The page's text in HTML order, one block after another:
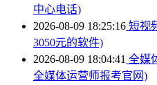
中心电话)
2026-08-09 18:25:16 短视
3050元的软件)
2026-08-09 18:04:41 全媒
全媒体运营师报考官网)